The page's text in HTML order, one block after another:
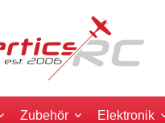
Zubehör Elektronik